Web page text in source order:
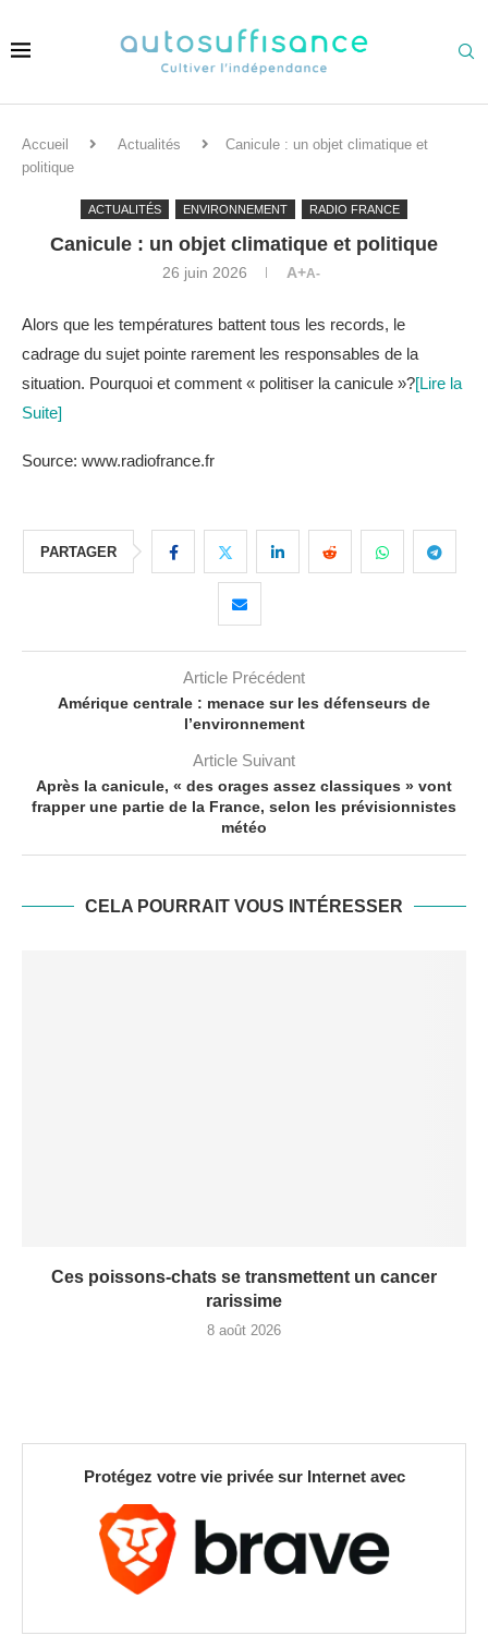
Accueil Actualités
Canicule : un objet climatique et
politique
ACTUALITÉS ENVIRONNEMENT RADIO FRANCE
Canicule : un objet climatique et politique
26 juin 2026 A+A-
Alors que les températures battent tous les records, le
cadrage du sujet pointe rarement les responsables de la
situation. Pourquoi et comment « politiser la canicule »?[Lire la
Suite]
Source: www.radiofrance.fr
PARTAGER
Article Précédent
Amérique centrale : menace sur les défenseurs de
l’environnement
Article Suivant
Après la canicule, « des orages assez classiques » vont
frapper une partie de la France, selon les prévisionnistes
météo
CELA POURRAIT VOUS INTÉRESSER
Ces poissons-chats se transmettent un cancer
rarissime
8 août 2026
Protégez votre vie privée sur Internet avec